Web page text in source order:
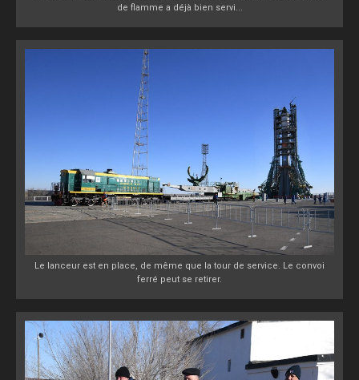
de flamme a déjà bien servi...
Le lanceur est en place, de même que la tour de service. Le convoi
ferré peut se retirer.